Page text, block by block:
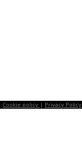
Cookie policy | Privacy Policy